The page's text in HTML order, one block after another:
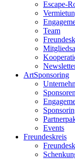
Escape-
Team
ArtSponsoring
Sponsoren
Events
Freundeskreis